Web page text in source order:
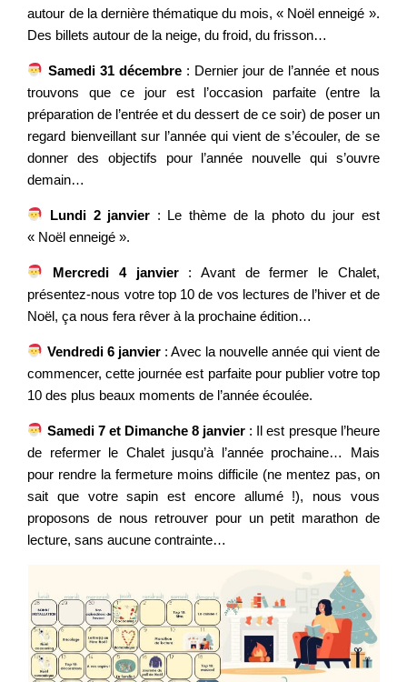
autour de la dernière thématique du mois, « Noël enneigé ».
Des billets autour de la neige, du froid, du frisson…
Samedi 31 décembre: Dernier jour de l’année et nous
trouvons que ce jour est l’occasion parfaite (entre la
préparation de l’entrée et du dessert de ce soir) de poser un
regard bienveillant sur l’année qui vient de s’écouler, de se
donner des objectifs pour l’année nouvelle qui s’ouvre
demain…
Lundi 2 janvier : Le thème de la photo du jour est
« Noël enneigé ».
Mercredi 4 janvier: Avant de fermer le Chalet,
présentez-nous votre top 10 de vos lectures de l’hiver et de
Noël, ça nous fera rêver à la prochaine édition…
Vendredi 6 janvier: Avec la nouvelle année qui vient de
commencer, cette journée est parfaite pour publier votre top
10 des plus beaux moments de l’année écoulée.
Samedi 7 et Dimanche 8 janvier : Il est presque l’heure
de refermer le Chalet jusqu’à l’année prochaine… Mais
pour rendre la fermeture moins difficile (ne mentez pas, on
sait que votre sapin est encore allumé !), nous vous
proposons de nous retrouver pour un petit marathon de
lecture, sans aucune contrainte…